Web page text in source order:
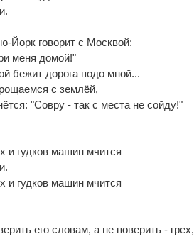
Йорк говорит с Москвой:
меня домой!"
бежит дорога подо мной...
с землёй,
"Совру - так с места не сойду!"
и гудков машин мчится
и гудков машин мчится
его словам, а не поверить - грех,